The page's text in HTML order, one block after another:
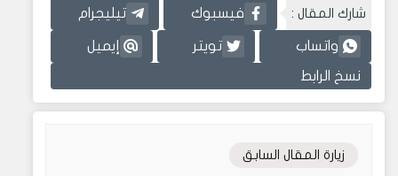
شارك المقال : فيسبوك تيليجرام
واتساب تويتر إيميل
نسخ الرابط
زيارة المقال السابق